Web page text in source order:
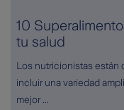
10
tu salud
Los nutricionistas están
incluir una variedad
mejor ...